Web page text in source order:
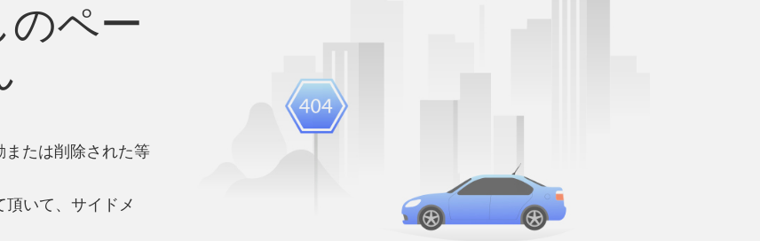
ペー
または削除された等
いて、サイドメ